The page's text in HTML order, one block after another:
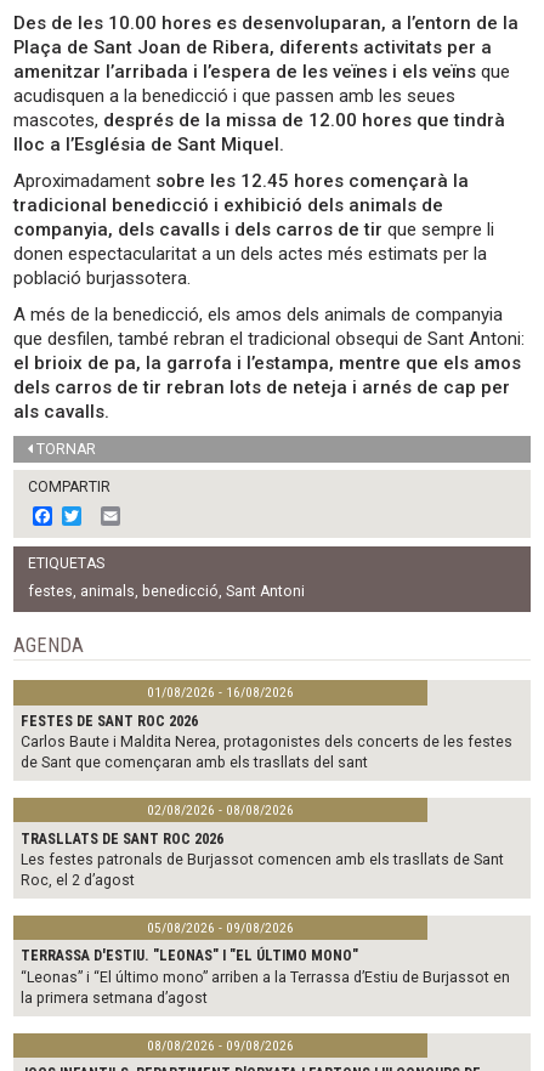
Des de les 10.00 hores es desenvoluparan, a l’entorn de la
Plaça de Sant Joan de Ribera, diferents activitats per a
amenitzar l’arribada i l’espera de les veïnes i els veïns que
acudisquen a la benedicció i que passen amb les seues
mascotes, després de la missa de 12.00 hores que tindrà
lloc a l’Església de Sant Miquel.
Aproximadament sobre les 12.45 hores començarà la
tradicional benedicció i exhibició dels animals de
companyia, dels cavalls i dels carros de tir que sempre li
donen espectacularitat a un dels actes més estimats per la
població burjassotera.
A més de la benedicció, els amos dels animals de companyia
que desfilen, també rebran el tradicional obsequi de Sant Antoni:
el brioix de pa, la garrofa i l’estampa, mentre que els amos
dels carros de tir rebran lots de neteja i arnés de cap per
als cavalls.
TORNAR
COMPARTIR
F
a
c
e
b
o
o
k
w
i
t
t
e
m
a
l
ETIQUETAS
festes, animals, benedicció,Sant Antoni
AGENDA
01/08/2026 - 16/08/2026
FESTES DE SANT ROC 2026
Carlos Baute i Maldita Nerea, protagonistes dels concerts de les festes
de Sant que començaran amb els trasllats del sant
02/08/2026 - 08/08/2026
TRASLLATS DE SANT ROC 2026
Les festes patronals de Burjassot comencen amb els trasllats de Sant
Roc, el 2 d’agost
05/08/2026 - 09/08/2026
TERRASSA D'ESTIU. "LEONAS" I "EL ÚLTIMO MONO"
“Leonas” i “El último mono” arriben a la Terrassa d’Estiu de Burjassot en
la primera setmana d’agost
08/08/2026 - 09/08/2026